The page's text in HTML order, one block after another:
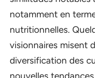
notamment en
nutritionnelles.
visionnaires misent
diversification des